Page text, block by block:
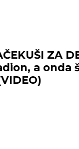
ZA
a onda